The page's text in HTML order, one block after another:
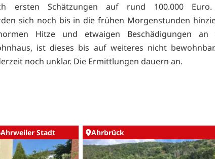
ersten Schätzungen auf rund 100.000
sich noch bis in die frühen Morgenstunden
Hitze und etwaigen Beschädigungen an
ist dieses bis auf weiteres nicht
noch unklar. Die Ermittlungen dauern an.
Stadt Ahrbrück